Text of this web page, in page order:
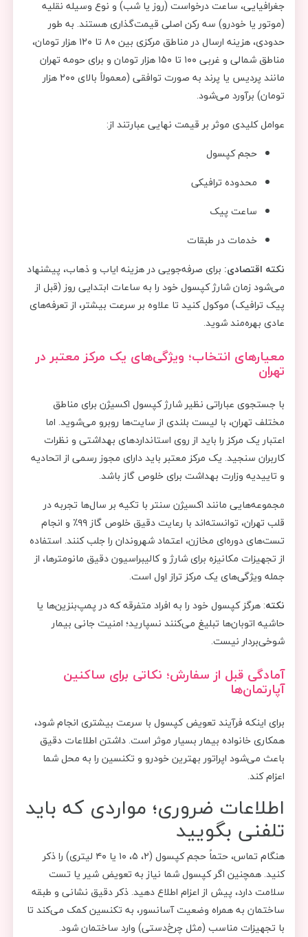
جغرافیایی، ساعت درخواست (روز یا شب) و نوع وسیله نقلیه
(موتور یا خودرو) سه رکن اصلی قیمت‌گذاری هستند. به طور
حدودی، هزینه ارسال در مناطق مرکزی بین ۸۰ تا ۱۲۰ هزار تومان،
مناطق شمالی و غربی ۱۰۰ تا ۱۵۰ هزار تومان و برای حومه تهران
مانند پردیس یا پرند به صورت توافقی (معمولاً بالای ۲۰۰ هزار
تومان) برآورد می‌شود.
عوامل کلیدی موثر بر قیمت نهایی عبارتند از:
حجم کپسول
محدوده ترافیکی
ساعت پیک
خدمات در طبقات
نکته اقتصادی: برای صرفه‌جویی در هزینه ایاب و ذهاب، پیشنهاد
می‌شود زمان شارژ کپسول خود را به ساعات ابتدایی روز (قبل از
پیک ترافیک) موکول کنید تا علاوه بر سرعت بیشتر، از تعرفه‌های
عادی بهره‌مند شوید.
معیارهای انتخاب؛ ویژگی‌های یک مرکز معتبر در
تهران
با جستجوی عباراتی نظیر شارژ کپسول اکسیژن برای مناطق
مختلف تهران، با لیست بلندی از سایت‌ها روبرو می‌شوید. اما
اعتبار یک مرکز را باید از روی استانداردهای بهداشتی و نظرات
کاربران سنجید. یک مرکز معتبر باید دارای مجوز رسمی از اتحادیه
و تاییدیه وزارت بهداشت برای خلوص گاز باشد.
مجموعه‌هایی مانند اکسیژن سنتر با تکیه بر سال‌ها تجربه در
قلب تهران، توانسته‌اند با رعایت دقیق خلوص گاز ۹۹٪ و انجام
تست‌های دوره‌ای مخازن، اعتماد شهروندان را جلب کنند. استفاده
از تجهیزات مکانیزه برای شارژ و کالیبراسیون دقیق مانومترها، از
جمله ویژگی‌های یک مرکز تراز اول است.
نکته: هرگز کپسول خود را به افراد متفرقه که در پمپ‌بنزین‌ها یا
حاشیه اتوبان‌ها تبلیغ می‌کنند نسپارید؛ امنیت جانی بیمار
شوخی‌بردار نیست.
آمادگی قبل از سفارش؛ نکاتی برای ساکنین
آپارتمان‌ها
برای اینکه فرآیند تعویض کپسول با سرعت بیشتری انجام شود،
همکاری خانواده بیمار بسیار موثر است. داشتن اطلاعات دقیق
باعث می‌شود اپراتور بهترین خودرو و تکنسین را به محل شما
اعزام کند.
اطلاعات ضروری؛ مواردی که باید
تلفنی بگویید
هنگام تماس، حتماً حجم کپسول (۲، ۵، ۱۰ یا ۴۰ لیتری) را ذکر
کنید. همچنین اگر کپسول شما نیاز به تعویض شیر یا تست
سلامت دارد، پیش از اعزام اطلاع دهید. ذکر دقیق نشانی و طبقه
ساختمان به همراه وضعیت آسانسور، به تکنسین کمک می‌کند تا
با تجهیزات مناسب (مثل چرخ‌دستی) وارد ساختمان شود.